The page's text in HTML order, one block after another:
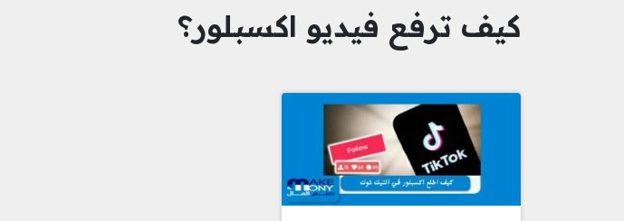
كيف ترفع فيديو اكسبلور؟